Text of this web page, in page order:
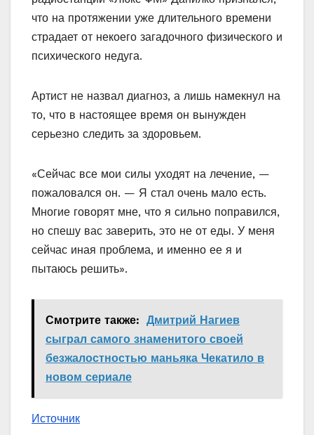
что на протяжении уже длительного времени
страдает от некоего загадочного физического и
психического недуга.
Артист не назвал диагноз, а лишь намекнул на
то, что в настоящее время он вынужден
серьезно следить за здоровьем.
«Сейчас все мои силы уходят на лечение, —
пожаловался он. — Я стал очень мало есть.
Многие говорят мне, что я сильно поправился,
но спешу вас заверить, это не от еды. У меня
сейчас иная проблема, и именно ее я и
пытаюсь решить».
Смотрите также: Дмитрий Нагиев
сыграл самого знаменитого своей
безжалостностью маньяка Чекатило в
новом сериале
Источник